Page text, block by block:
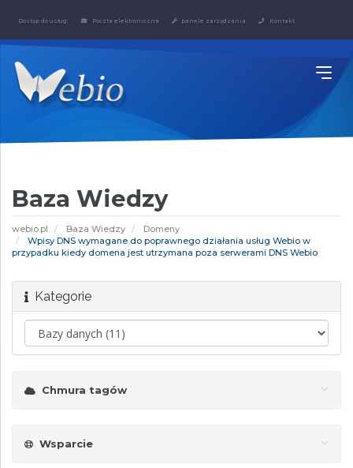
Dostęp do usług: Poczta elektroniczna panele zarządzania Kontakt
Baza Wiedzy
webio.pl Baza Wiedzy
Domeny
Wpisy DNS wymagane do poprawnego działania usług Webio w
przypadku kiedy domena jest utrzymana poza serwerami DNS Webio
Kategorie
Chmura tagów
Wsparcie